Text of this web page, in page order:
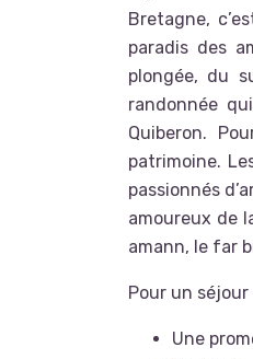
Bretagne,
paradis des
plongée, du
randonnée
Quiberon.
patrimoine.
passionnés
amoureux de
amann, le far
Pour un
Une